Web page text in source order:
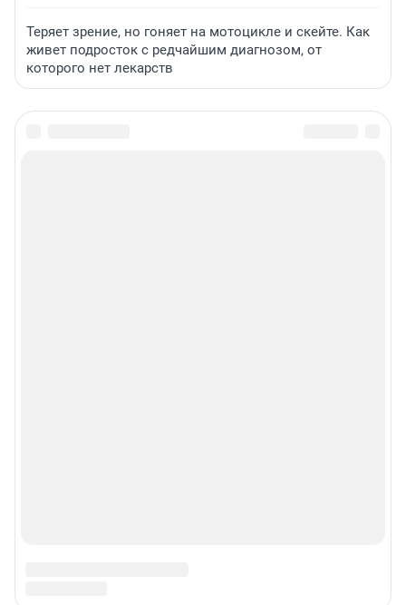
Теряет зрение, но гоняет на мотоцикле и скейте. Как
живет подросток с редчайшим диагнозом, от
которого нет лекарств